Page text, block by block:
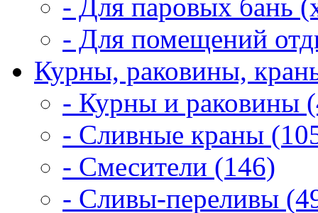
- Для паровых бань
- Для помещений
Курны, раковины,
- Курны и раковины
- Сливные краны
- Смесители (146)
- Сливы-переливы